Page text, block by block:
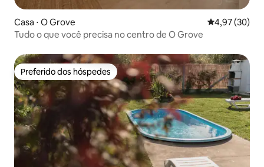
Casa ⋅ O Grove 4,97 de uma
4,97 (30)
Tudo o que você precisa no centro de O Grove
Preferido dos hóspedes
Preferido dos hóspedes